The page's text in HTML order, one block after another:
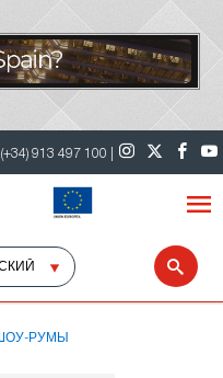
(+34) 913 497 100 |
РУМЫ